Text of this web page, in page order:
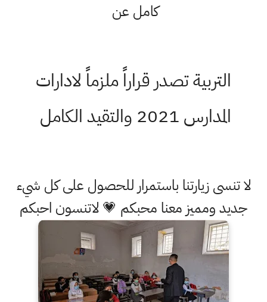
كامل عن
التربية تصدر قراراً ملزماً لادارات
المدارس 2021 والتقيد الكامل
لا تنسى زيارتنا باستمرار للحصول على كل شيء
جديد ومميز معنا محبكم 💗 لاتنسون احبكم